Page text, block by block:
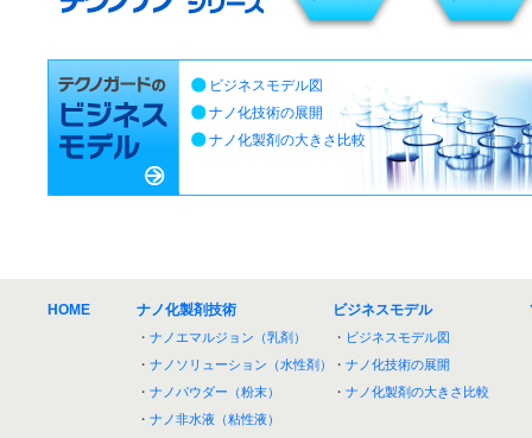
ビジネスモデル図
ナノ化技術の展開
ナノ化製剤の大きさ比較
HOME ナノ化製剤技術
・ ナノエマルジョン（乳剤）
・ ナノソリューション（水性剤）
・ ナノパウダー（粉末）
・ ナノ非水液（粘性液）
ビジネスモデル
・ ビジネスモデル図
・ ナノ化技術の展開
・ ナノ化製剤の大きさ比較